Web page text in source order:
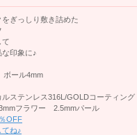
ぎっしり敷き詰めた
て
印象に♪
ボール4mm
ルステンレス316L/GOLDコーティング
フラワー 2.5mmパール
OFF
てね♪